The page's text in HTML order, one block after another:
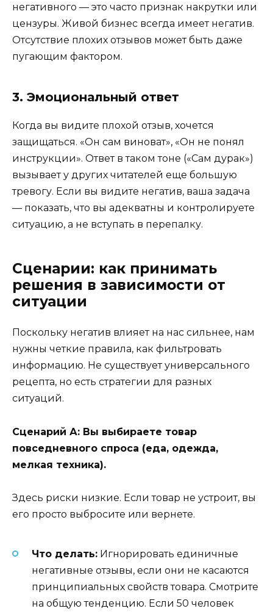
негативного — это часто признак накрутки или
цензуры. Живой бизнес всегда имеет негатив.
Отсутствие плохих отзывов может быть даже
пугающим фактором.
3. Эмоциональный ответ
Когда вы видите плохой отзыв, хочется
защищаться. «Он сам виноват», «Он не понял
инструкции». Ответ в таком тоне («Сам дурак»)
вызывает у других читателей еще большую
тревогу. Если вы видите негатив, ваша задача
— показать, что вы адекватны и контролируете
ситуацию, а не вступать в перепалку.
Сценарии: как принимать
решения в зависимости от
ситуации
Поскольку негатив влияет на нас сильнее, нам
нужны четкие правила, как фильтровать
информацию. Не существует универсального
рецепта, но есть стратегии для разных
ситуаций.
Сценарий А: Вы выбираете товар
повседневного спроса (еда, одежда,
мелкая техника).
Здесь риски низкие. Если товар не устроит, вы
его просто выбросите или вернете.
Что делать: Игнорировать единичные
негативные отзывы, если они не касаются
принципиальных свойств товара. Смотрите
на общую тенденцию. Если 50 человек